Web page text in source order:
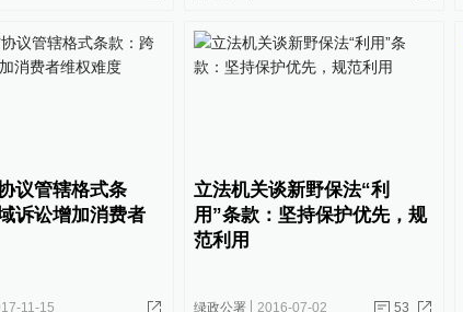
议管辖格式条
诉讼增加消费者
11-15
立法机关谈新野保法“利
用”条款：坚持保护优先，规
范利用
绿政公署 2016-07-02 53